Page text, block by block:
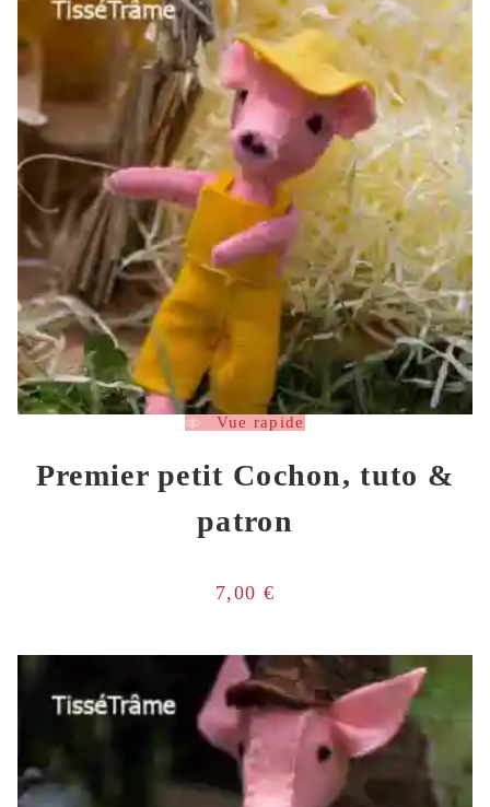
Vue rapide
Premier petit Cochon, tuto &
patron
7,00 €